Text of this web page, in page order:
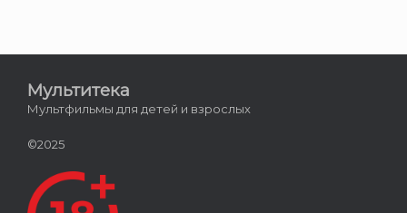
Мультитека
Мультфильмы для детей и взрослых
©2025